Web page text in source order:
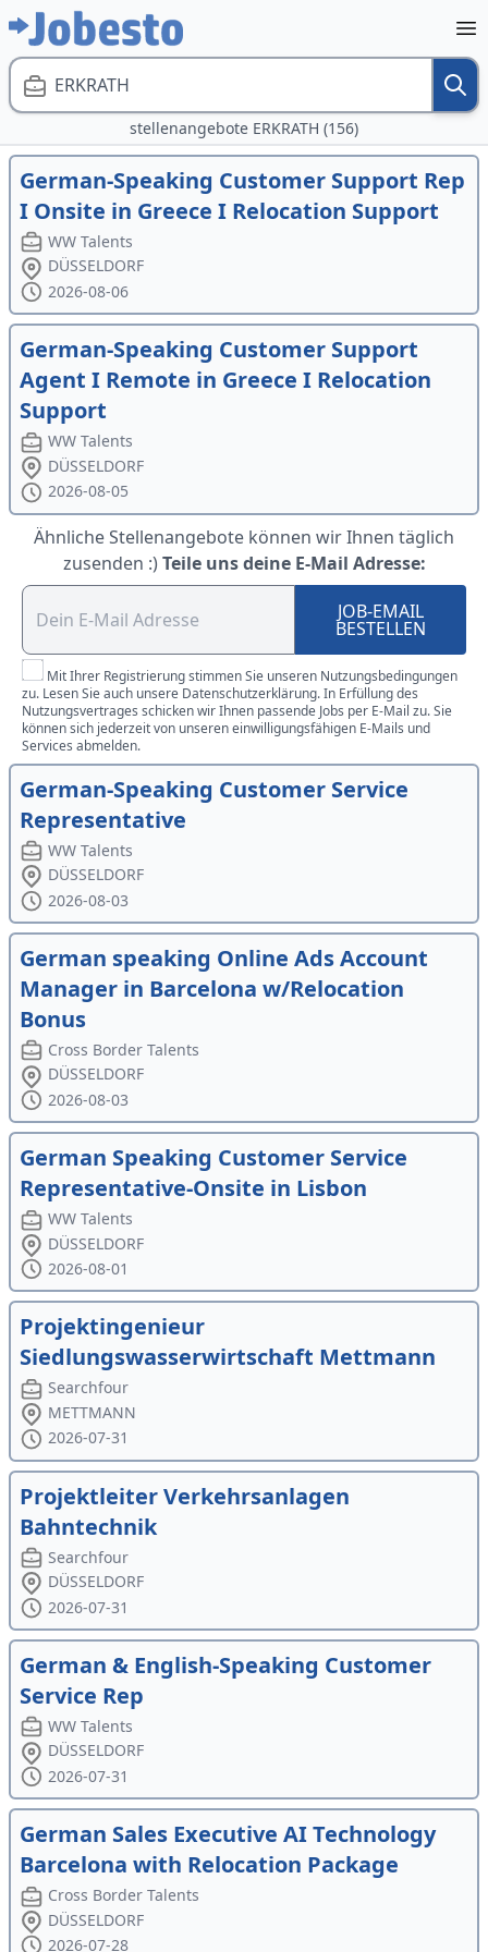
ERKRATH
stellenangebote ERKRATH (156)
German-Speaking Customer Support Rep
I Onsite in Greece I Relocation Support
WW Talents
DÜSSELDORF
2026-08-06
German-Speaking Customer Support
Agent I Remote in Greece I Relocation
Support
WW Talents
DÜSSELDORF
2026-08-05
Ähnliche Stellenangebote können wir Ihnen täglich
zusenden :) Teile uns deine E-Mail Adresse:
JOB-EMAIL
BESTELLEN
Mit Ihrer Registrierung stimmen Sie unseren Nutzungsbedingungen
zu. Lesen Sie auch unsere Datenschutzerklärung. In Erfüllung des
Nutzungsvertrages schicken wir Ihnen passende Jobs per E-Mail zu. Sie
können sich jederzeit von unseren einwilligungsfähigen E-Mails und
Services abmelden.
German-Speaking Customer Service
Representative
WW Talents
DÜSSELDORF
2026-08-03
German speaking Online Ads Account
Manager in Barcelona w/Relocation
Bonus
Cross Border Talents
DÜSSELDORF
2026-08-03
German Speaking Customer Service
Representative-Onsite in Lisbon
WW Talents
DÜSSELDORF
2026-08-01
Projektingenieur
Siedlungswasserwirtschaft Mettmann
Searchfour
METTMANN
2026-07-31
Projektleiter Verkehrsanlagen
Bahntechnik
Searchfour
DÜSSELDORF
2026-07-31
German & English-Speaking Customer
Service Rep
WW Talents
DÜSSELDORF
2026-07-31
German Sales Executive AI Technology
Barcelona with Relocation Package
Cross Border Talents
DÜSSELDORF
2026-07-28